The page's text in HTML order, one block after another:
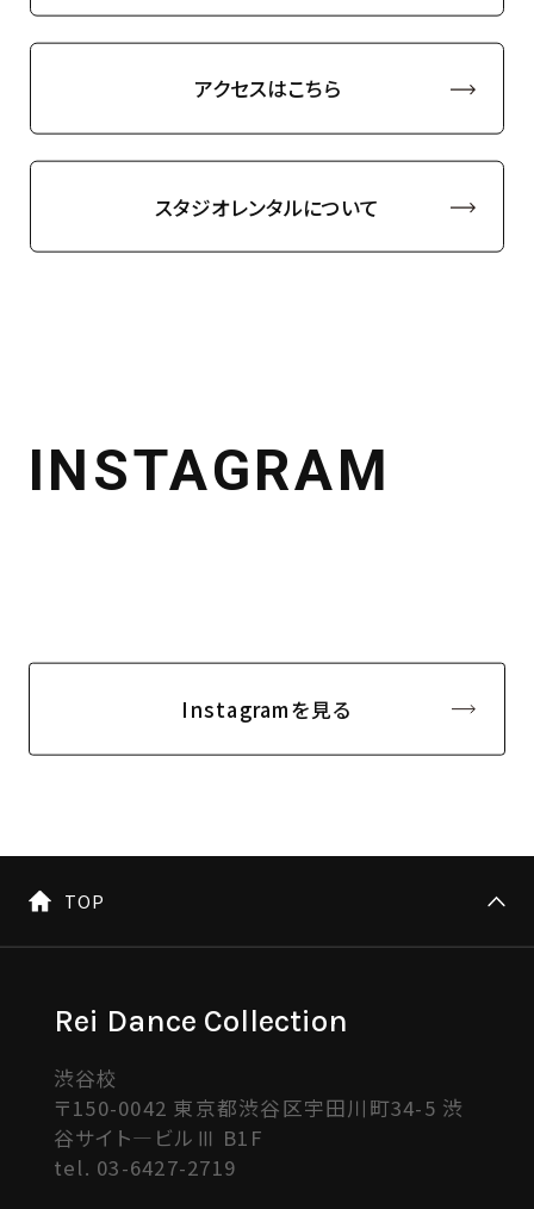
アクセスはこちら
スタジオレンタルについて
INSTAGRAM
Instagramを見る
TOP
Rei Dance Collection
渋谷校
〒150-0042 東京都渋谷区宇田川町34-5 渋
谷サイト―ビルⅢ B1F
tel. 03-6427-2719